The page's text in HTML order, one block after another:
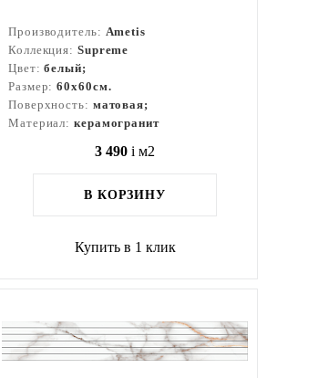
Производитель: Ametis
Коллекция: Supreme
Цвет:белый;
Размер:60x60см.
Поверхность: матовая;
Материал: керамогранит
3 490 i м2
В КОРЗИНУ
Купить в 1 клик